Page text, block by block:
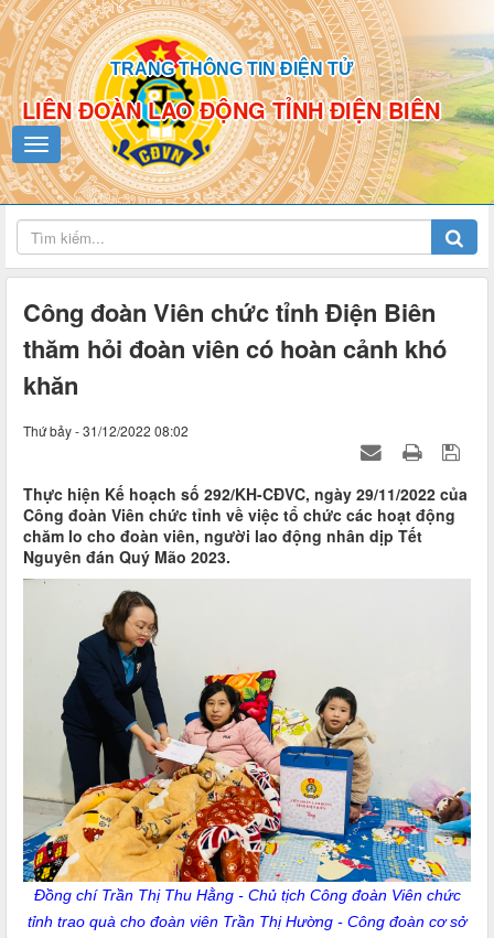
TRANG THÔNG TIN ĐIỆN TỬ
LIÊN ĐOÀN LAO ĐỘNG TỈNH ĐIỆN BIÊN
Công đoàn Viên chức tỉnh Điện Biên
thăm hỏi đoàn viên có hoàn cảnh khó
khăn
Thứ bảy - 31/12/2022 08:02
Thực hiện Kế hoạch số 292/KH-CĐVC, ngày 29/11/2022 của
Công đoàn Viên chức tỉnh về việc tổ chức các hoạt động
chăm lo cho đoàn viên, người lao động nhân dịp Tết
Nguyên đán Quý Mão 2023.
Đồng chí Trần Thị Thu Hằng - Chủ tịch Công đoàn Viên chức
tỉnh trao quà cho đoàn viên Trần Thị Hường - Công đoàn cơ sở